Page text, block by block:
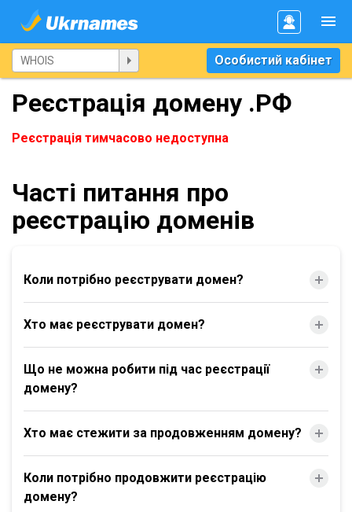
Особистий кабінет
Реєстрація домену .РФ
Реєстрація тимчасово недоступна
Часті питання про
реєстрацію доменів
Коли потрібно реєструвати домен?
Хто має реєструвати домен?
Що не можна робити під час реєстрації
домену?
Хто має стежити за продовженням домену?
Коли потрібно продовжити реєстрацію
домену?